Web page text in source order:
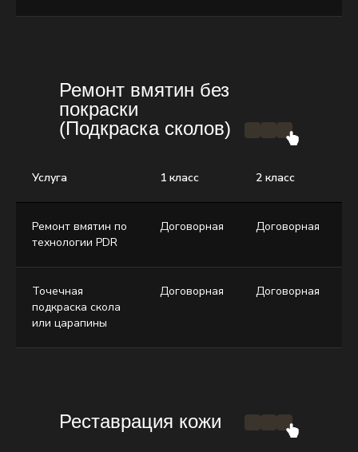
Ремонт вмятин без
покраски
(Подкраска сколов)
Услуга 1 класс 2 класс
Ремонт вмятин по
технологии PDR
Договорная Договорная
Точечная
подкраска скола
или царапины
Договорная Договорная
Реставрация кожи